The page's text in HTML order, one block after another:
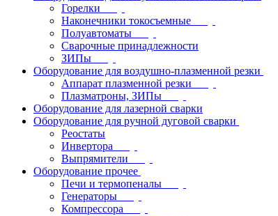
Горелки
Наконечники токосъемные
Полуавтоматы
Сварочные принадлежности
ЗИПы
Оборудование для воздушно-плазменной резки
Аппарат плазменной резки
Плазматроны, ЗИПы
Оборудование для лазерной сварки
Оборудование для ручной дуговой сварки
Реостаты
Инвертора
Выпрямители
Оборудование прочее
Печи и термопеналы
Генераторы
Компрессора